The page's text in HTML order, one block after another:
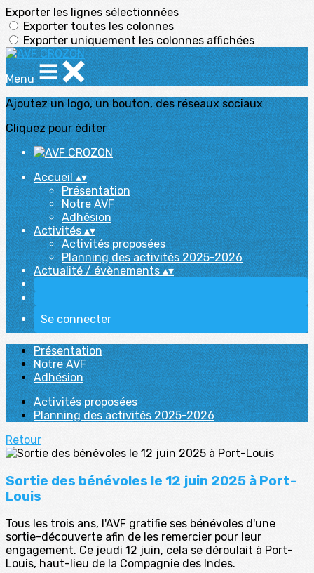
Exporter les lignes sélectionnées
Exporter toutes les colonnes
Exporter uniquement les colonnes affichées
Menu
Ajoutez un logo, un bouton, des réseaux sociaux
Cliquez pour éditer
Accueil▴▾
Présentation
Notre AVF
Adhésion
Activités▴▾
Activités proposées
Planning des activités 2025-2026
Actualité / évènements▴▾
Se connecter
Présentation
Notre AVF
Adhésion
Activités proposées
Planning des activités 2025-2026
Retour
Sortie des bénévoles le 12 juin 2025 à Port-
Louis
Tous les trois ans, l'AVF gratifie ses bénévoles d'une
sortie-découverte afin de les remercier pour leur
engagement. Ce jeudi 12 juin, cela se déroulait à Port-
Louis, haut-lieu de la Compagnie des Indes.